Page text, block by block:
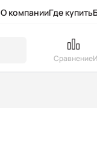
О компанииГде купить
Сравнение